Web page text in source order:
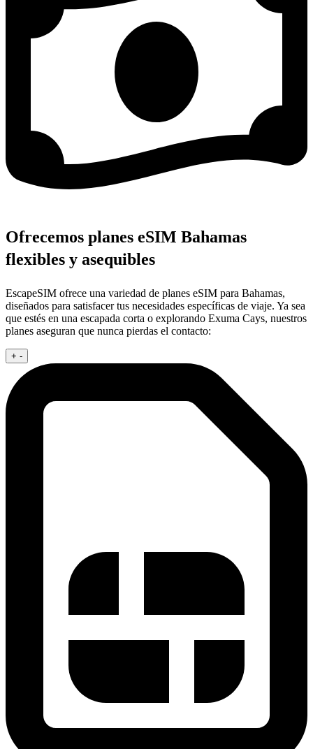
Ofrecemos planes eSIM Bahamas
flexibles y asequibles
EscapeSIM ofrece una variedad de planes eSIM para Bahamas,
diseñados para satisfacer tus necesidades específicas de viaje. Ya sea
que estés en una escapada corta o explorando Exuma Cays, nuestros
planes aseguran que nunca pierdas el contacto:
+ -